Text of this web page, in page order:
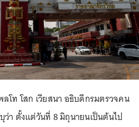
โท โสก เวียสนา อธิบดีกรมตรวจคน
ว่า ตั้งแต่วันที่ 8 มิถุนายนเป็นต้นไป